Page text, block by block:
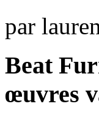
par
Beat
œuvres